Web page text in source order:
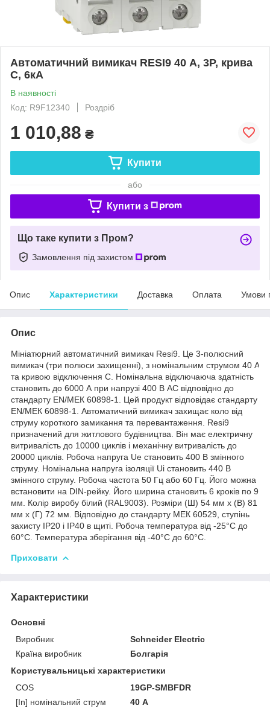
Автоматичний вимикач RESI9 40 А, 3P, крива
С, 6кА
В наявності
Код: R9F12340
Роздріб
1 010,88 ₴
Купити
або
Купити з
Що таке купити з Пром?
Замовлення під захистом
Опис Характеристики Доставка Оплата Умови
Опис
Мініатюрний автоматичний вимикач Resi9. Це 3-полюсний
вимикач (три полюси захищенні), з номінальним струмом 40 A
та кривою відключення С. Номінальна відключаюча здатність
становить до 6000 А при напрузі 400 В АС відповідно до
стандарту EN/МЕК 60898-1. Цей продукт відповідає стандарту
EN/МЕК 60898-1. Автоматичний вимикач захищає коло від
струму короткого замикання та перевантаження. Resi9
призначений для житлового будівництва. Він має електричну
витривалість до 10000 циклів і механічну витривалість до
20000 циклів. Робоча напруга Ue становить 400 В змінного
струму. Номінальна напруга ізоляції Ui становить 440 В
змінного струму. Робоча частота 50 Гц або 60 Гц. Його можна
встановити на DIN-рейку. Його ширина становить 6 кроків по 9
мм. Колір виробу білий (RAL9003). Розміри (Ш) 54 мм х (В) 81
мм х (Г) 72 мм. Відповідно до стандарту МЕК 60529, ступінь
захисту IP20 і IP40 в щиті. Робоча температура від -25°C до
60°C. Температура зберігання від -40°C до 60°C.
Приховати
Характеристики
Основні
Виробник
Schneider Electric
Країна виробник
Болгарія
Користувальницькі характеристики
COS
19GP-SMBFDR
[In] номінальний струм
40 А